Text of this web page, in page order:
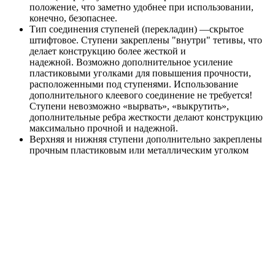
положение, что заметно удобнее при использовании,
конечно, безопаснее.
Тип соединения ступеней (перекладин) —скрытое
штифтовое. Ступени закреплены "внутри" тетивы, что
делает конструкцию более жесткой и
надежной. Возможно дополнительное усиление
пластиковыми уголками для повышения прочности,
расположенными под ступенями. Использование
дополнительного клеевого соединение не требуется!
Ступени невозможно «вырвать», «выкрутить»,
дополнительные ребра жесткости делают конструкцию
максимально прочной и надежной.
Верхняя и нижняя ступени дополнительно закреплены
прочным пластиковым или металлическим уголком